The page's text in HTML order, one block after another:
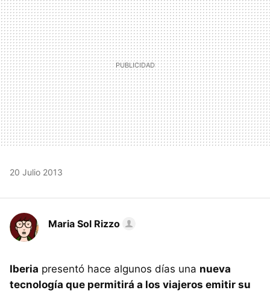
20 Julio 2013
Maria Sol Rizzo
Iberia presentó hace algunos días una nueva
tecnología que permitirá a los viajeros emitir su